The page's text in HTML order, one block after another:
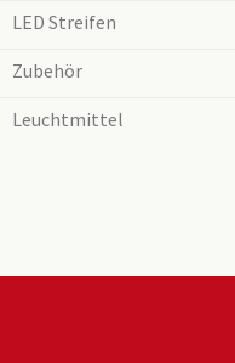
LED Streifen
Zubehör
Leuchtmittel